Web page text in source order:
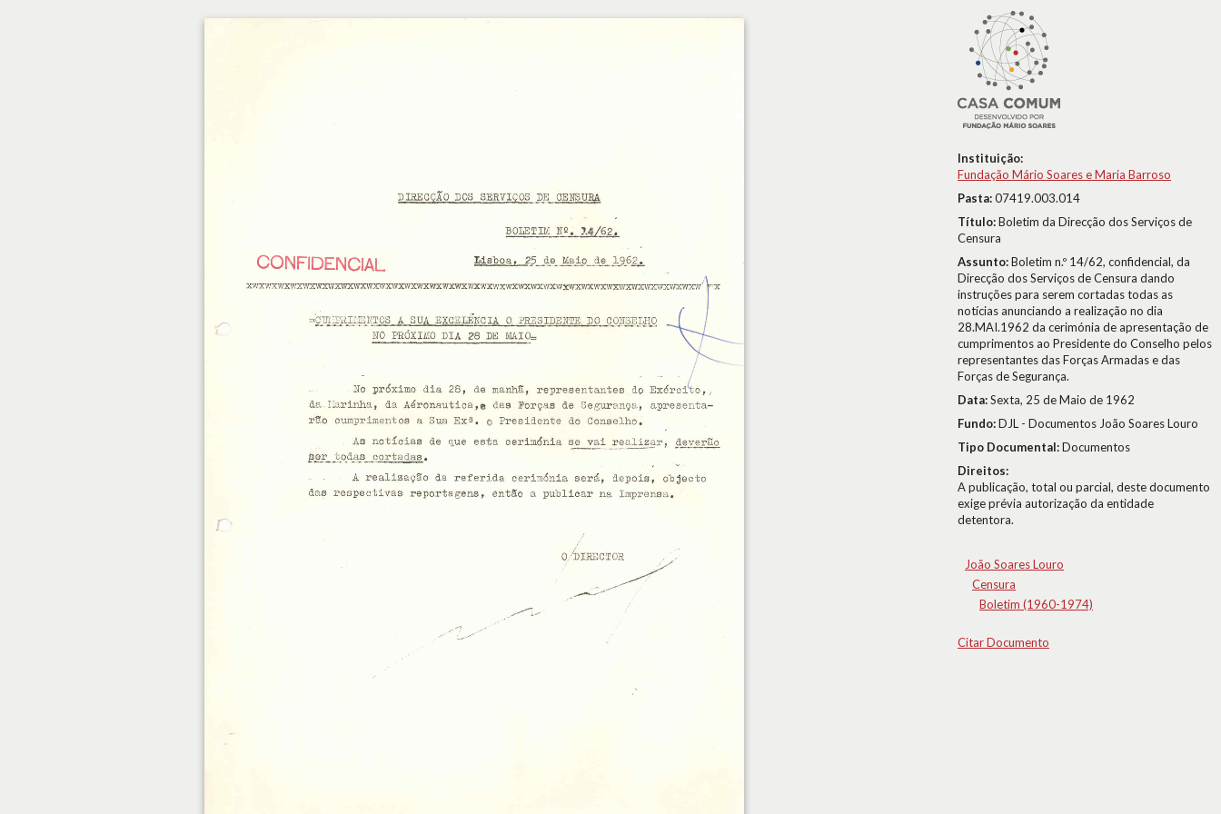
Instituição:
Fundação Mário Soares e Maria Barroso
Pasta:07419.003.014
Título:Boletim da Direcção dos Serviços de
Censura
Assunto:Boletim n.º 14/62, confidencial, da
Direcção dos Serviços de Censura dando
instruções para serem cortadas todas as
notícias anunciando a realização no dia
28.MAI.1962 da cerimónia de apresentação de
cumprimentos ao Presidente do Conselho pelos
representantes das Forças Armadas e das
Forças de Segurança.
Data:Sexta, 25 de Maio de 1962
Fundo:DJL - Documentos João Soares Louro
Tipo Documental:Documentos
Direitos:
A publicação, total ou parcial, deste documento
exige prévia autorização da entidade
detentora.
João Soares Louro
Censura
Boletim (1960-1974)
Citar Documento